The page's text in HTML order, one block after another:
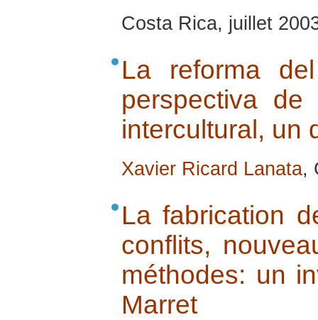
Costa Rica, juillet
La reforma
perspectiva
intercultural, un
Xavier Ricard Lanata,
La fabrication
conflits,
méthodes: un
Marret